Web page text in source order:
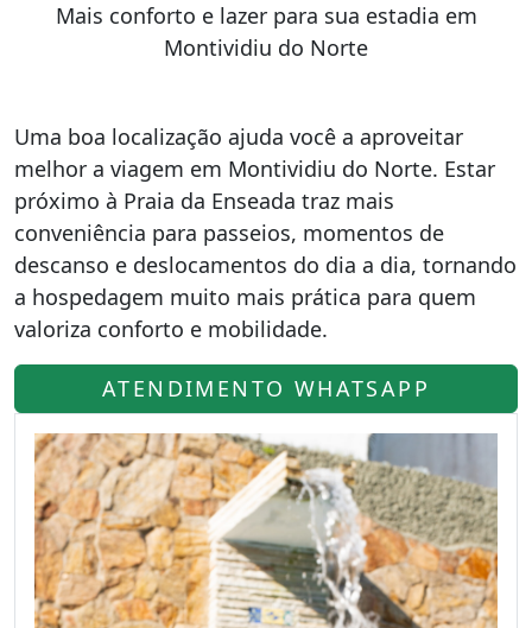
Mais conforto e lazer para sua estadia em
Montividiu do Norte
Uma boa localização ajuda você a aproveitar
melhor a viagem em Montividiu do Norte. Estar
próximo à Praia da Enseada traz mais
conveniência para passeios, momentos de
descanso e deslocamentos do dia a dia, tornando
a hospedagem muito mais prática para quem
valoriza conforto e mobilidade.
ATENDIMENTO WHATSAPP